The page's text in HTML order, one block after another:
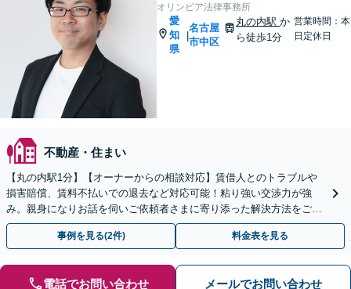
オリンピア法律事務所
愛
知
県
|
名古屋
市中区
丸の内駅か
ら徒歩1分
営業時間：本
日定休日
不動産・住まい
【丸の内駅1分】【オーナーからの相談対応】賃借人とのトラブルや
損害賠償、賃料不払いでの退去など対応可能！粘り強い交渉力が強
み。親身になりお話を伺いご依頼者さまに寄り添った解決方法をご提
案いたします【休日夜間面談可】【メール・ビデオ相談可】
事例を見る(2件) 料金表を見る
電話でお問い合わせ メールでお問い合わせ